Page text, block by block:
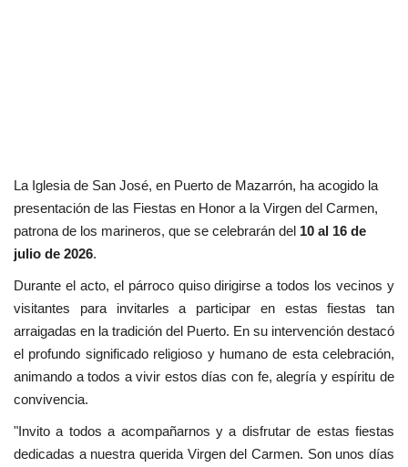
La Iglesia de San José, en Puerto de Mazarrón, ha acogido la
presentación de las Fiestas en Honor a la Virgen del Carmen,
patrona de los marineros, que se celebrarán del 10 al 16 de
julio de 2026.
Durante el acto, el párroco quiso dirigirse a todos los vecinos y
visitantes para invitarles a participar en estas fiestas tan
arraigadas en la tradición del Puerto. En su intervención destacó
el profundo significado religioso y humano de esta celebración,
animando a todos a vivir estos días con fe, alegría y espíritu de
convivencia.
"Invito a todos a acompañarnos y a disfrutar de estas fiestas
dedicadas a nuestra querida Virgen del Carmen. Son unos días